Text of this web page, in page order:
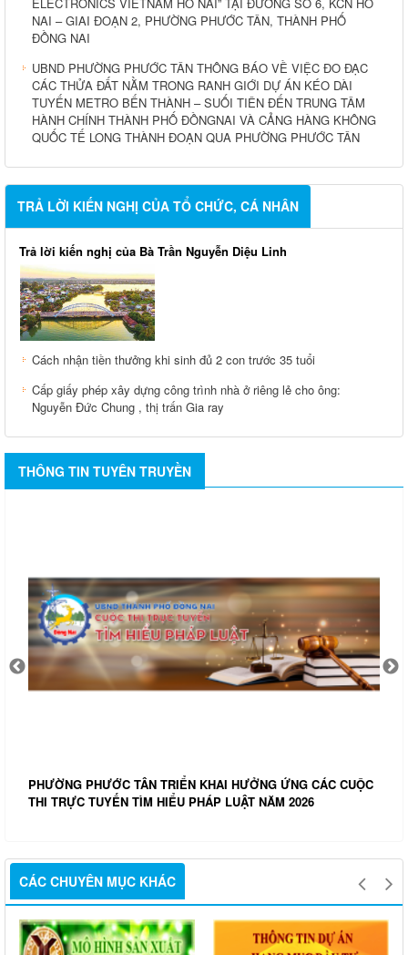
NAI – GIAI ĐOẠN 2, PHƯỜNG PHƯỚC TÂN, THÀNH PHỐ
ĐỒNG NAI
UBND PHƯỜNG PHƯỚC TÂN THÔNG BÁO VỀ VIỆC ĐO ĐẠC
CÁC THỬA ĐẤT NẰM TRONG RANH GIỚI DỰ ÁN KÉO DÀI
TUYẾN METRO BẾN THÀNH – SUỐI TIÊN ĐẾN TRUNG TÂM
HÀNH CHÍNH THÀNH PHỐ ĐỒNGNAI VÀ CẢNG HÀNG KHÔNG
QUỐC TẾ LONG THÀNH ĐOẠN QUA PHƯỜNG PHƯỚC TÂN
TRẢ LỜI KIẾN NGHỊ CỦA TỔ CHỨC, CÁ NHÂN
Trả lời kiến nghị của Bà Trần Nguyễn Diệu Linh
Cách nhận tiền thưởng khi sinh đủ 2 con trước 35 tuổi
Cấp giấy phép xây dựng công trình nhà ở riêng lẻ cho ông:
Nguyễn Đức Chung , thị trấn Gia ray
THÔNG TIN TUYÊN TRUYỀN
PHƯỜNG PHƯỚC TÂN TRIỂN KHAI HƯỞNG ỨNG CÁC CUỘC
THI TRỰC TUYẾN TÌM HIỂU PHÁP LUẬT NĂM 2026
CÁC CHUYÊN MỤC KHÁC